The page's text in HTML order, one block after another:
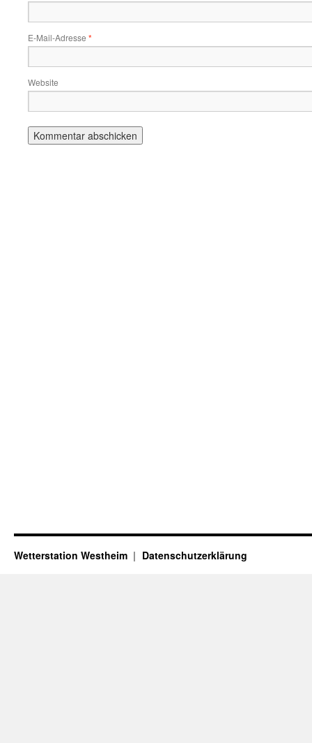
E-Mail-Adresse *
Website
Wetterstation Westheim Datenschutzerklärung